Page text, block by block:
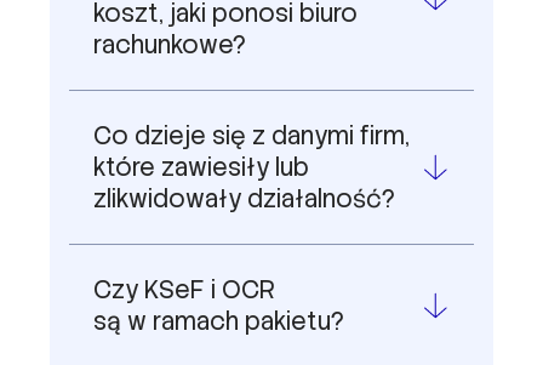
zlikwidowały działalność?